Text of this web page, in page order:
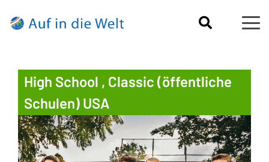
High School , Classic (öffentliche
Schulen) USA